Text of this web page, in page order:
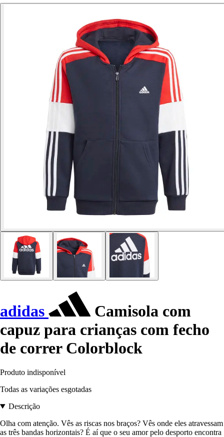
adidas
Camisola com
capuz para crianças com fecho
de correr Colorblock
Produto indisponível
Todas as variações esgotadas
Descrição
Olha com atenção. Vês as riscas nos braços? Vês onde eles atravessam
as três bandas horizontais? É aí que o seu amor pelo desporto encontra